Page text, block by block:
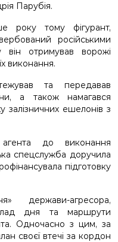
Парубія.
року тому фігурант,
російськими
він отримував ворожі
виконання.
та передавав
а також намагався
залізничних ешелонів з
агента до виконання
спецслужба доручила
підготовку
держави-агресора,
дня та маршрути
Одночасно з цим, за
своєї втечі за кордон